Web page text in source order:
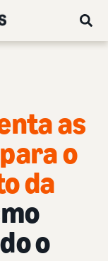
as
o
da
o